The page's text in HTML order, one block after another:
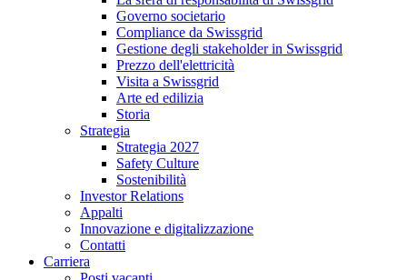
Governo societario
Compliance da Swissgrid
Gestione degli stakeholder in Swissgrid
Prezzo dell'elettricità
Visita a Swissgrid
Arte ed edilizia
Storia
Strategia
Strategia 2027
Safety Culture
Sostenibilità
Investor Relations
Appalti
Innovazione e digitalizzazione
Contatti
Carriera